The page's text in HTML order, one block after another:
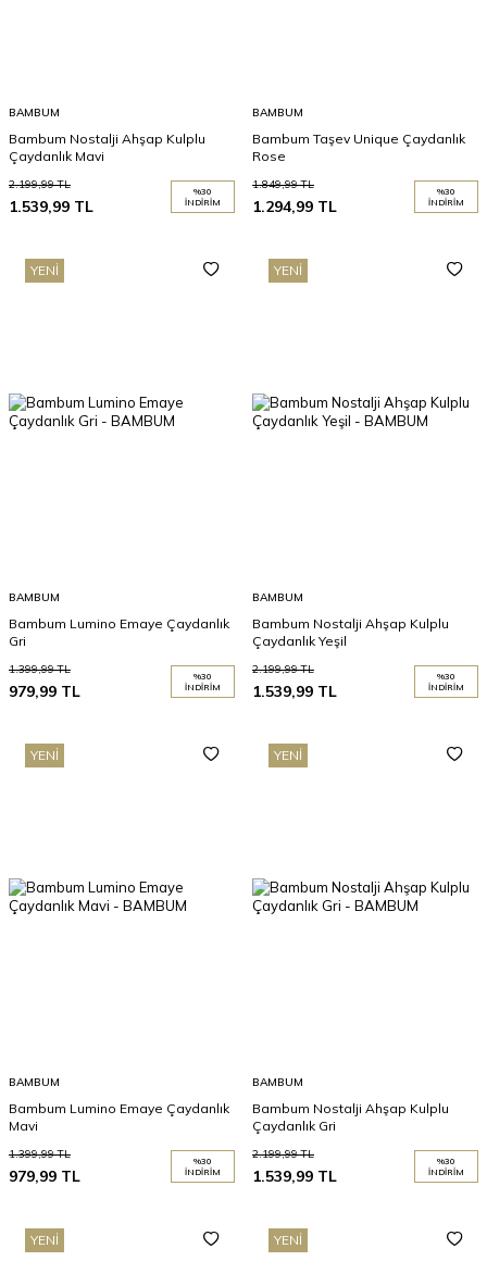
BAMBUM
Bambum Nostalji Ahşap Kulplu
Çaydanlık Mavi
2.199,99TL
1.539,99 TL
%30
İNDIRIM
BAMBUM
Bambum Taşev Unique Çaydanlık
Rose
1.849,99TL
1.294,99 TL
%30
İNDIRIM
YENI
BAMBUM
Bambum Lumino Emaye Çaydanlık
Gri
1.399,99TL
979,99 TL
%30
İNDIRIM
YENI
BAMBUM
Bambum Nostalji Ahşap Kulplu
Çaydanlık Yeşil
2.199,99TL
1.539,99 TL
%30
İNDIRIM
YENI
BAMBUM
Bambum Lumino Emaye Çaydanlık
Mavi
1.399,99TL
979,99 TL
%30
İNDIRIM
YENI
BAMBUM
Bambum Nostalji Ahşap Kulplu
Çaydanlık Gri
2.199,99TL
1.539,99 TL
%30
İNDIRIM
YENI YENI